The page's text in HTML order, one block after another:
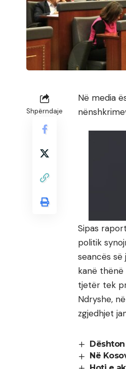
Shpërndaje
Në media
Sipas
politik
seancës
kanë thënë
tjetër tek
Ndryshe,
zgjedhjet
Në